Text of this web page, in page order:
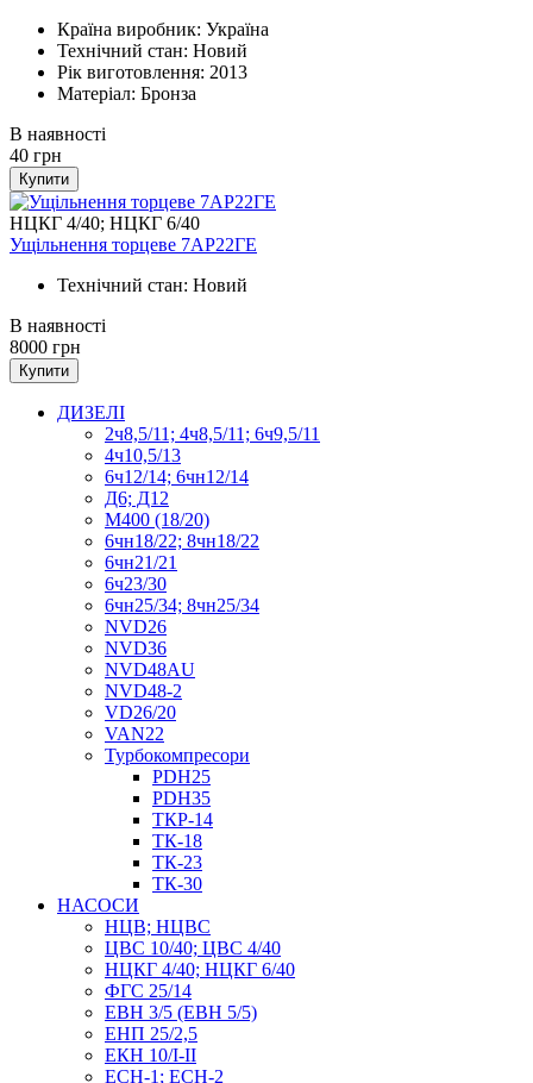
Країна виробник: Україна
Технічний стан: Новий
Рік виготовлення: 2013
Матеріал: Бронза
В наявності
40 грн
Купити
НЦКГ 4/40; НЦКГ 6/40
Ущільнення торцеве 7АР22ГЕ
Технічний стан: Новий
В наявності
8000 грн
Купити
ДИЗЕЛІ
2ч8,5/11; 4ч8,5/11; 6ч9,5/11
4ч10,5/13
6ч12/14; 6чн12/14
Д6; Д12
М400 (18/20)
6чн18/22; 8чн18/22
6чн21/21
6ч23/30
6чн25/34; 8чн25/34
NVD26
NVD36
NVD48AU
NVD48-2
VD26/20
VAN22
Турбокомпресори
PDH25
PDH35
ТКР-14
ТК-18
ТК-23
ТК-30
НАСОСИ
НЦВ; НЦВС
ЦВС 10/40; ЦВС 4/40
НЦКГ 4/40; НЦКГ 6/40
ФГС 25/14
ЕВН 3/5 (ЕВН 5/5)
ЕНП 25/2,5
ЕКН 10/I-II
ЕСН-1; ЕСН-2